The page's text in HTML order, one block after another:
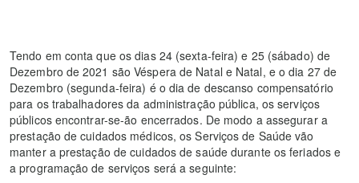
Tendo em conta que os dias 24 (sexta-feira) e 25 (sábado) de
Dezembro de 2021 são Véspera de Natal e Natal, e o dia 27 de
Dezembro (segunda-feira) é o dia de descanso compensatório
para os trabalhadores da administração pública, os serviços
públicos encontrar-se-ão encerrados. De modo a assegurar a
prestação de cuidados médicos, os Serviços de Saúde vão
manter a prestação de cuidados de saúde durante os feriados e
a programação de serviços será a seguinte: